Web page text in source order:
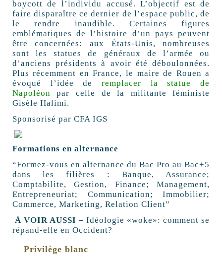
boycott de l’individu accusé. L’objectif est de
faire disparaître ce dernier de l’espace public, de
le rendre inaudible. Certaines figures
emblématiques de l’histoire d’un pays peuvent
être concernées: aux États-Unis, nombreuses
sont les statues de généraux de l’armée ou
d’anciens présidents à avoir été déboulonnées.
Plus récemment en France, le maire de Rouen a
évoqué l’idée de remplacer la statue de
Napoléon par celle de la militante féministe
Gisèle Halimi.
Sponsorisé par CFA IGS
Formations en alternance
“Formez-vous en alternance du Bac Pro au Bac+5
dans les filières : Banque, Assurance;
Comptabilite, Gestion, Finance; Management,
Entrepreneuriat; Communication; Immobilier;
Commerce, Marketing, Relation Client”
À VOIR AUSSI – Idéologie «woke»: comment se
répand-elle en Occident?
Privilège blanc